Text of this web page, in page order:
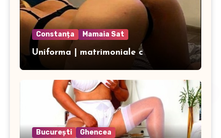
Constanța Mamaia Sat
Uniforma | matrimoniale c
București Ghencea